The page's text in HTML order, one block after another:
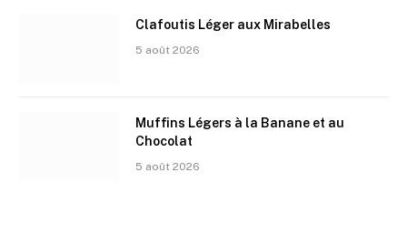
Clafoutis Léger aux Mirabelles
5 août 2026
Muffins Légers à la Banane et au
Chocolat
5 août 2026